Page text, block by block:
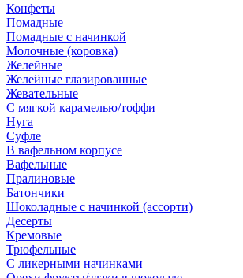
Конфеты
Помадные
Помадные с начинкой
Молочные (коровка)
Желейные
Желейные глазированные
Жевательные
С мягкой карамелью/тоффи
Нуга
Суфле
В вафельном корпусе
Вафельные
Пралиновые
Батончики
Шоколадные с начинкой (ассорти)
Десерты
Кремовые
Трюфельные
С ликерными начинками